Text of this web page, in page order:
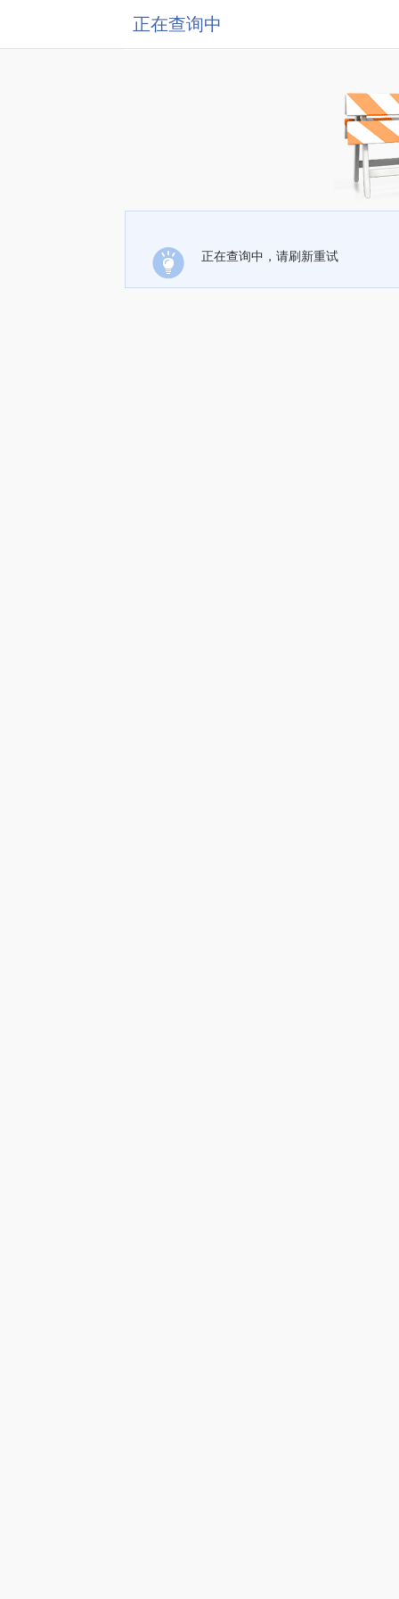
正在查询中
正在查询中，请刷新重试